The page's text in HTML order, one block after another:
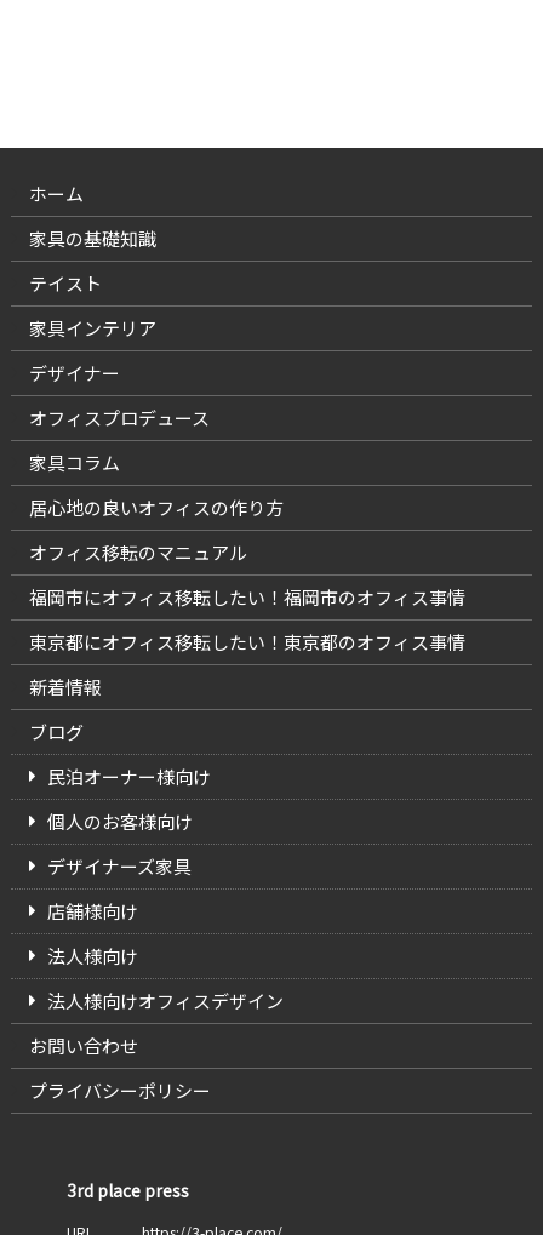
ホーム
家具の基礎知識
テイスト
家具インテリア
デザイナー
オフィスプロデュース
家具コラム
居心地の良いオフィスの作り方
オフィス移転のマニュアル
福岡市にオフィス移転したい！福岡市のオフィス事情
東京都にオフィス移転したい！東京都のオフィス事情
新着情報
ブログ
民泊オーナー様向け
個人のお客様向け
デザイナーズ家具
店舗様向け
法人様向け
法人様向けオフィスデザイン
お問い合わせ
プライバシーポリシー
3rd place press